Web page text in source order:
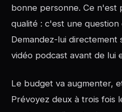
bonne personne. Ce n'est
qualité : c'est une question
Demandez-lui directement
vidéo podcast avant de lui
Le budget va augmenter,
Prévoyez deux à trois fois